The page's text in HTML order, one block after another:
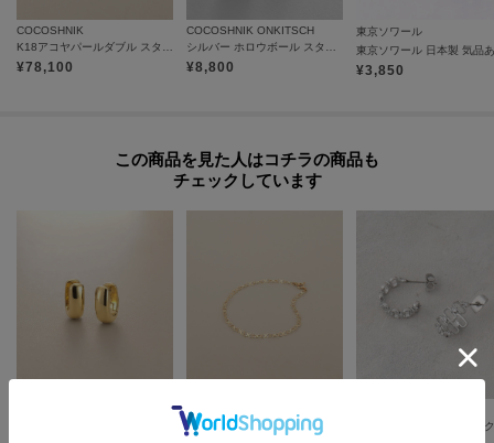
プは1つになり、商品が全て揃ってからの発送となります。
各お届け時期毎に、商品の発送をご希望の場合は1点づつカートに入れてご購
COCOSHNIK
K18アコヤパールダブル スタッドピアス
¥78,100
COCOSHNIK ONKITSCH
シルバー ホロウボール スタッドピアスS GP
¥8,800
東京ソワール
¥3,850
この商品を見た人はコチラの商品も
チェックしています
COCOSHNIK
K10X大チェーン ブレスレット